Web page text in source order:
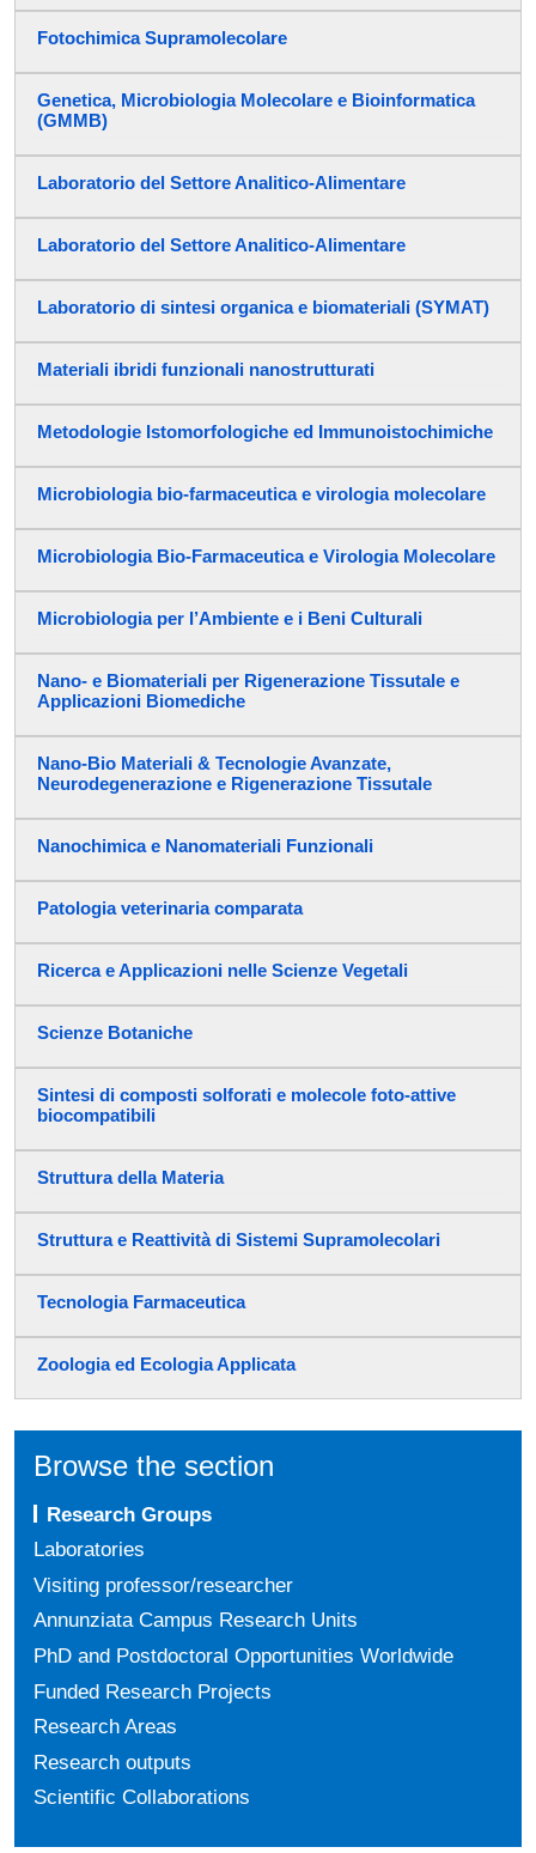
Fotochimica Supramolecolare
Genetica, Microbiologia Molecolare e Bioinformatica
(GMMB)
Laboratorio del Settore Analitico-Alimentare
Laboratorio del Settore Analitico-Alimentare
Laboratorio di sintesi organica e biomateriali (SYMAT)
Materiali ibridi funzionali nanostrutturati
Metodologie Istomorfologiche ed Immunoistochimiche
Microbiologia bio-farmaceutica e virologia molecolare
Microbiologia Bio-Farmaceutica e Virologia Molecolare
Microbiologia per l’Ambiente e i Beni Culturali
Nano- e Biomateriali per Rigenerazione Tissutale e
Applicazioni Biomediche
Nano-Bio Materiali & Tecnologie Avanzate,
Neurodegenerazione e Rigenerazione Tissutale
Nanochimica e Nanomateriali Funzionali
Patologia veterinaria comparata
Ricerca e Applicazioni nelle Scienze Vegetali
Scienze Botaniche
Sintesi di composti solforati e molecole foto-attive
biocompatibili
Struttura della Materia
Struttura e Reattività di Sistemi Supramolecolari
Tecnologia Farmaceutica
Zoologia ed Ecologia Applicata
Browse the section
Research Groups
Laboratories
Visiting professor/researcher
Annunziata Campus Research Units
PhD and Postdoctoral Opportunities Worldwide
Funded Research Projects
Research Areas
Research outputs
Scientific Collaborations